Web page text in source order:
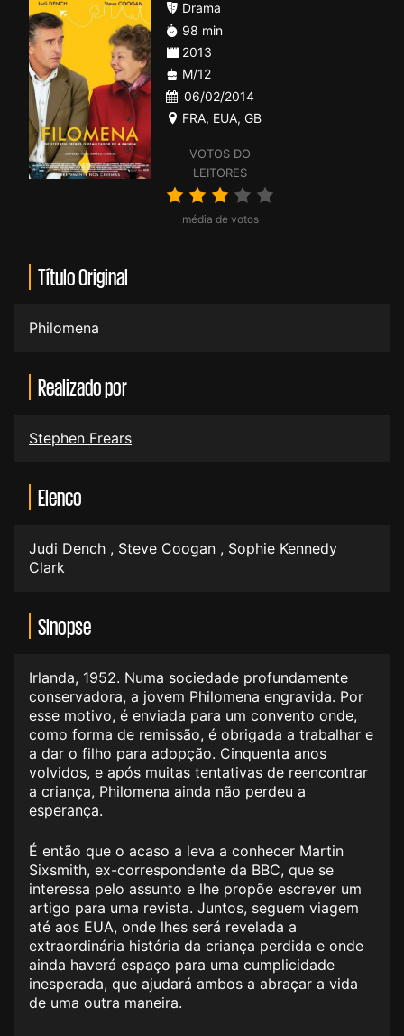
VOTOS DO
LEITORES
média de votos
Drama
98 min
2013
M/12
06/02/2014
FRA, EUA, GB
Título Original
Philomena
Realizado por
Stephen Frears
Elenco
Judi Dench , Steve Coogan , Sophie Kennedy
Clark
Sinopse
Irlanda, 1952. Numa sociedade profundamente
conservadora, a jovem Philomena engravida. Por
esse motivo, é enviada para um convento onde,
como forma de remissão, é obrigada a trabalhar e
a dar o filho para adopção. Cinquenta anos
volvidos, e após muitas tentativas de reencontrar
a criança, Philomena ainda não perdeu a
esperança.
É então que o acaso a leva a conhecer Martin
Sixsmith, ex-correspondente da BBC, que se
interessa pelo assunto e lhe propõe escrever um
artigo para uma revista. Juntos, seguem viagem
até aos EUA, onde lhes será revelada a
extraordinária história da criança perdida e onde
ainda haverá espaço para uma cumplicidade
inesperada, que ajudará ambos a abraçar a vida
de uma outra maneira.